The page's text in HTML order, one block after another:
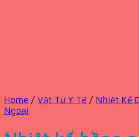
Home / Vật Tư Y Tế / Nhiệt Kế
Ngoại